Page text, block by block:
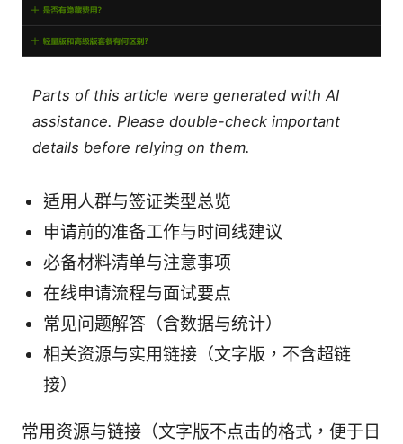
Parts of this article were generated with AI
assistance. Please double-check important
details before relying on them.
适用人群与签证类型总览
申请前的准备工作与时间线建议
必备材料清单与注意事项
在线申请流程与面试要点
常见问题解答（含数据与统计）
相关资源与实用链接（文字版，不含超链
接）
常用资源与链接（文字版不点击的格式，便于日